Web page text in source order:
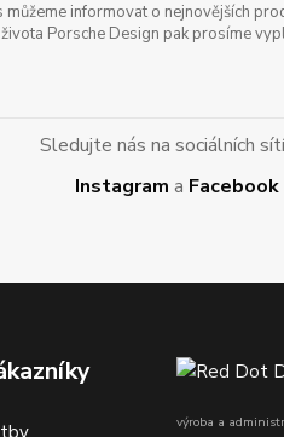
informovat o nejnovějších
Porsche Design pak prosíme
Sledujte nás na sociálních
Instagram a Facebook
výroba a